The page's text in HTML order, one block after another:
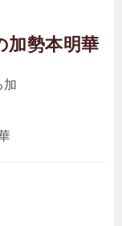
加勢本明華